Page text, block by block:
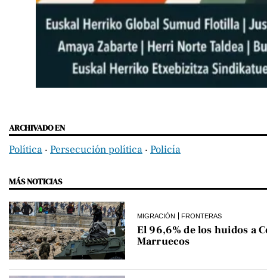
ARCHIVADO EN
Política ‧ Persecución política ‧ Policía
MÁS NOTICIAS
MIGRACIÓN FRONTERAS
El 96,6% de los huidos a
Marruecos